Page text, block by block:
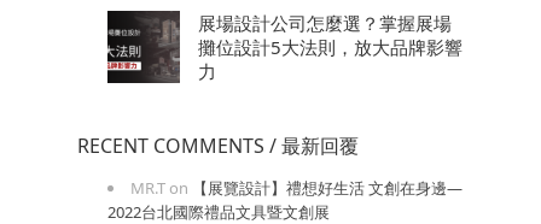
展場設計公司怎麼選？掌握展場
攤位設計5大法則，放大品牌影響
力
RECENT COMMENTS / 最新回覆
MR.T on
【展覽設計】禮想好生活 文創在身邊—
2022台北國際禮品文具暨文創展